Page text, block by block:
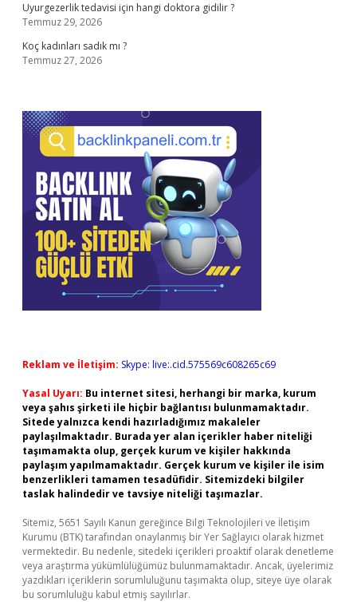
Uyurgezerlik tedavisi için hangi doktora gidilir ?
Temmuz 29, 2026
Koç kadınları sadık mı ?
Temmuz 27, 2026
Reklam ve İletişim: Skype: live:.cid.575569c608265c69
Yasal Uyarı: Bu internet sitesi, herhangi bir marka, kurum
veya şahıs şirketi ile hiçbir bağlantısı bulunmamaktadır.
Sitede yalnızca kendi hazırladığımız makaleler
paylaşılmaktadır. Burada yer alan içerikler haber niteliği
taşımamakta olup, gerçek kurum ve kişiler hakkında
paylaşım yapılmamaktadır. Gerçek kurum ve kişiler ile isim
benzerlikleri tamamen tesadüfidir. Sitemizdeki bilgiler
taslak halindedir ve tavsiye niteliği taşımazlar.
Sitemiz, 5651 Sayılı Kanun gereğince Bilgi Teknolojileri ve İletişim
Kurumu (BTK) tarafından onaylanmış bir Yer Sağlayıcı olarak hizmet
vermektedir. Bu nedenle, sitedeki içerikleri proaktif olarak denetleme
veya araştırma yükümlülüğümüz bulunmamaktadır. Ancak, üyelerimiz
yazdıkları içeriklerin sorumluluğunu taşımakta olup, siteye üye olarak
bu sorumluluğu kabul etmiş sayılırlar.